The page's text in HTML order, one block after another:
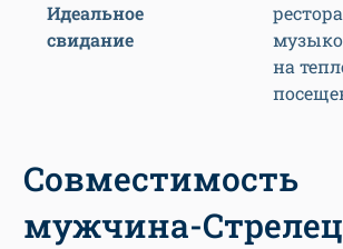
Идеальное
свидание
на
Совместимость
мужчина-